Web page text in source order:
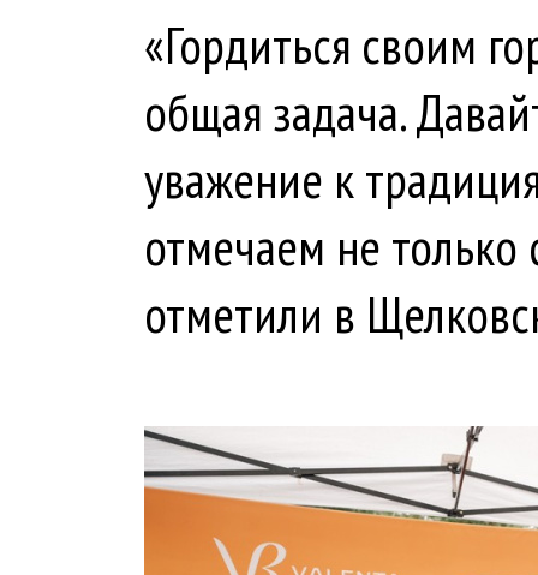
«Гордиться своим
общая задача.
уважение к
отмечаем не
отметили в